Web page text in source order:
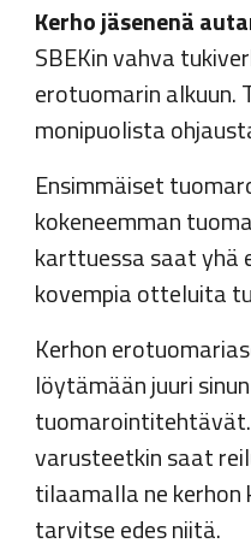
Kerho jäsenenä
SBEKin vahva
erotuomarin alkuun.
monipuolista
Ensimmäiset
kokeneemman
karttuessa saat yhä
kovempia otteluita
Kerhon
löytämään juuri
varusteetkin saat
tilaamalla ne
tarvitse edes niitä.